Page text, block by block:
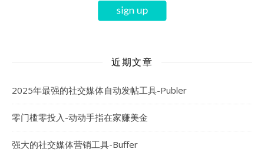
近期文章
2025年最强的社交媒体自动发帖工具-Publer
零门槛零投入-动动手指在家赚美金
强大的社交媒体营销工具-Buffer